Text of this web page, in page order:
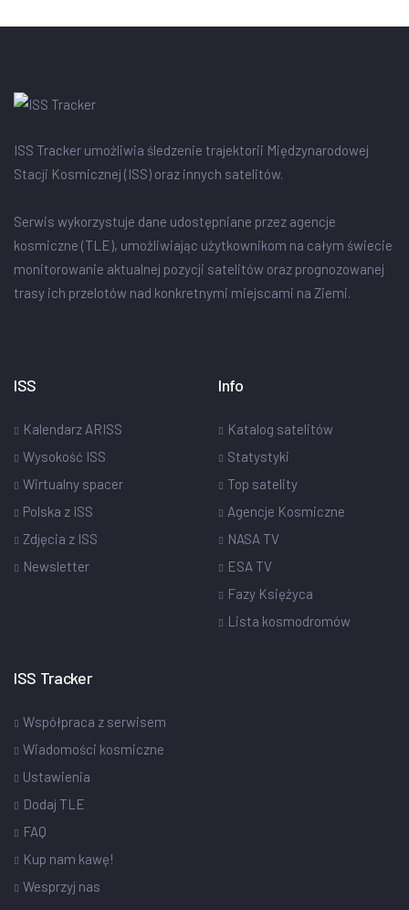
ISS Tracker umożliwia śledzenie trajektorii Międzynarodowej
Stacji Kosmicznej (ISS) oraz innych satelitów.
Serwis wykorzystuje dane udostępniane przez agencje
kosmiczne (TLE), umożliwiając użytkownikom na całym świecie
monitorowanie aktualnej pozycji satelitów oraz prognozowanej
trasy ich przelotów nad konkretnymi miejscami na Ziemi.
ISS
Kalendarz ARISS
Wysokość ISS
Wirtualny spacer
Polska z ISS
Zdjęcia z ISS
Newsletter
Info
Katalog satelitów
Statystyki
Top satelity
Agencje Kosmiczne
NASA TV
ESA TV
Fazy Księżyca
Lista kosmodromów
ISS Tracker
Współpraca z serwisem
Wiadomości kosmiczne
Ustawienia
Dodaj TLE
FAQ
Kup nam kawę!
Wesprzyj nas